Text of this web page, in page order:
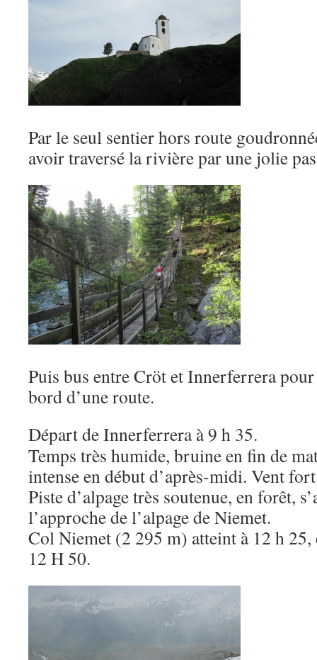
Par le seul sentier hors route
avoir traversé la rivière par une jolie
Puis bus entre Cröt et Innerferrera
bord d’une route.
Départ de Innerferrera à 9 h 35.
Temps très humide, bruine en fin de
intense en début d’après-midi. Vent
Piste d’alpage très soutenue, en forêt,
l’approche de l’alpage de Niemet.
Col Niemet (2 295 m) atteint à 12 h
12 H 50.